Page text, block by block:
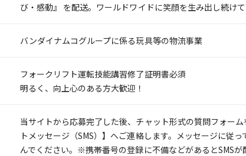
び・感動』 を配送。ワールドワイドに笑顔を生み出し続け
バンダイナムコグループに係る玩具等の物流事業
フォークリフト運転技能講習修了証明書必須
明るく、向上心のある方大歓迎！
当サイトから応募完了した後、チャット形式の質問フォー
トメッセージ（SMS）】へご連絡します。メッセージに従
んでください。※携帯番号の登録に不備などがあるとSMSが